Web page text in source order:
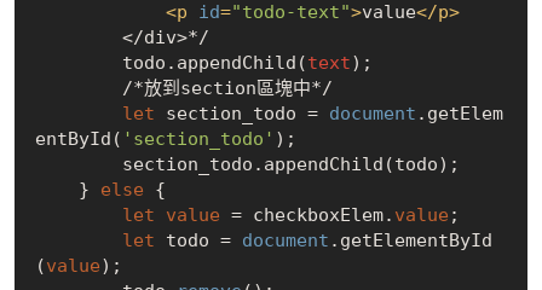
<p id="todo-text">value</p>
        todo.appendChild(
text);
let section_todo = document .getElem
entById( 'section_todo' );
    }
else {
let
value = checkboxElem. value ;
let todo = document .getElementById
(value);